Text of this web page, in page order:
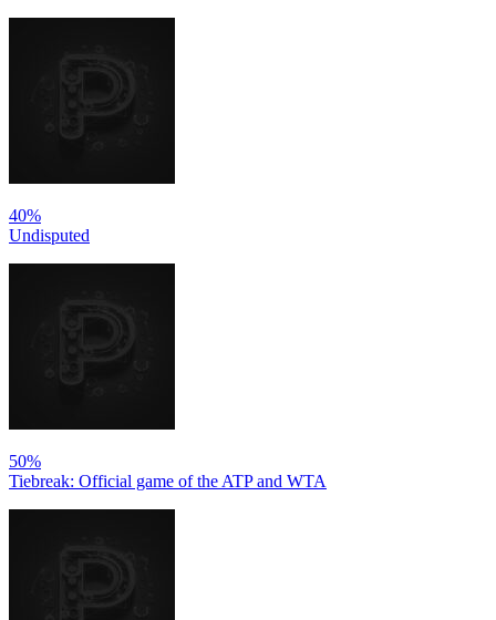
40%
Undisputed
50%
Tiebreak: Official game of the ATP and WTA